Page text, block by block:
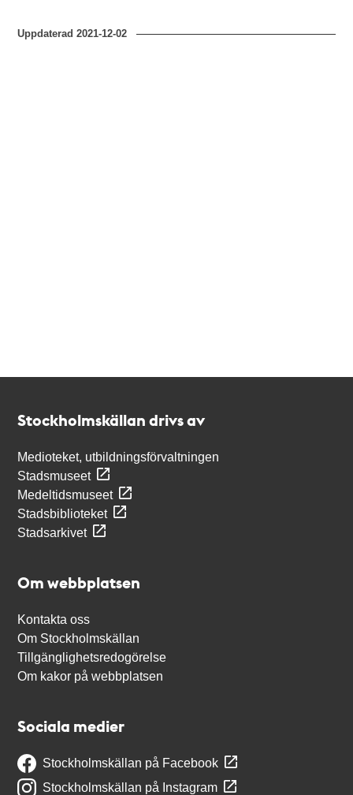
Uppdaterad2021-12-02
Stockholmskällan drivs av
Medioteket, utbildningsförvaltningen
Stadsmuseet
Medeltidsmuseet
Stadsbiblioteket
Stadsarkivet
Om webbplatsen
Kontakta oss
Om Stockholmskällan
Tillgänglighetsredogörelse
Om kakor på webbplatsen
Sociala medier
Stockholmskällan på Facebook
Stockholmskällan på Instagram